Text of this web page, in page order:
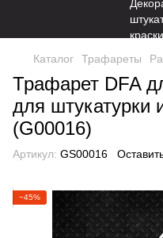
Каталог Трафареты
Трафарет DFA
для штукатурки
(G00016)
Артикул: GS00016
−45%